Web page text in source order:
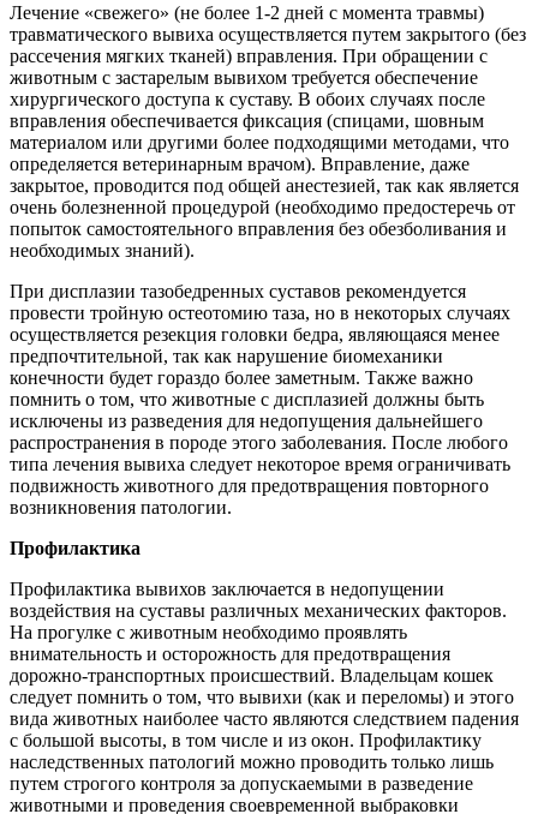
Лечение «свежего» (не более 1-2 дней с момента травмы)
травматического вывиха осуществляется путем закрытого (без
рассечения мягких тканей) вправления. При обращении с
животным с застарелым вывихом требуется обеспечение
хирургического доступа к суставу. В обоих случаях после
вправления обеспечивается фиксация (спицами, шовным
материалом или другими более подходящими методами, что
определяется ветеринарным врачом). Вправление, даже
закрытое, проводится под общей анестезией, так как является
очень болезненной процедурой (необходимо предостеречь от
попыток самостоятельного вправления без обезболивания и
необходимых знаний).
При дисплазии тазобедренных суставов рекомендуется
провести тройную остеотомию таза, но в некоторых случаях
осуществляется резекция головки бедра, являющаяся менее
предпочтительной, так как нарушение биомеханики
конечности будет гораздо более заметным. Также важно
помнить о том, что животные с дисплазией должны быть
исключены из разведения для недопущения дальнейшего
распространения в породе этого заболевания. После любого
типа лечения вывиха следует некоторое время ограничивать
подвижность животного для предотвращения повторного
возникновения патологии.
Профилактика
Профилактика вывихов заключается в недопущении
воздействия на суставы различных механических факторов.
На прогулке с животным необходимо проявлять
внимательность и осторожность для предотвращения
дорожно-транспортных происшествий. Владельцам кошек
следует помнить о том, что вывихи (как и переломы) и этого
вида животных наиболее часто являются следствием падения
с большой высоты, в том числе и из окон. Профилактику
наследственных патологий можно проводить только лишь
путем строгого контроля за допускаемыми в разведение
животными и проведения своевременной выбраковки